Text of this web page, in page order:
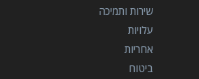
שירות ותמיכה
עלויות
אחריות
ביטוח